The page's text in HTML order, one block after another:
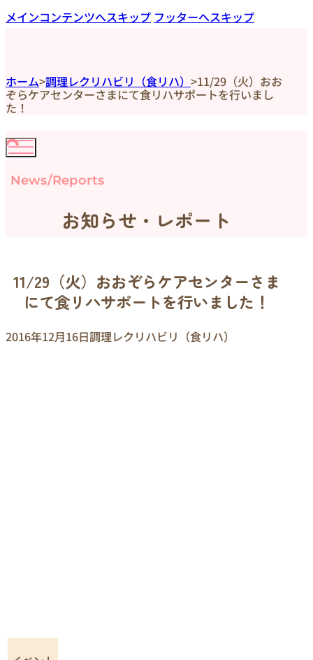
メインコンテンツへスキップ フッターへスキップ
ホーム>調理レクリハビリ（食リハ） >11/29（火）おお
ぞらケアセンターさまにて食リハサポートを行いまし
た！
News/Reports
お知らせ・レポート
11/29（火）おおぞらケアセンターさま
にて食リハサポートを行いました！
2016年12月16日調理レクリハビリ（食リハ）